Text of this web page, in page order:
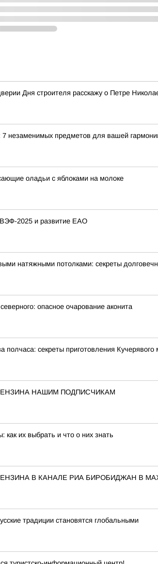
Дня строителя расскажу о Петре
незаменимых предметов для вашей
оладьи с яблоками на молоке
ВЭФ-2025 и развитие ЕАО
натяжными потолками: секреты
опасное очарование аконита
полчаса: секреты приготовления Кучерявого
НАШИМ ПОДПИСЧИКАМ
как их выбрать и что о них знать
В КАНАЛЕ РИА БИРОБИДЖАН В
традиции становятся глобальными